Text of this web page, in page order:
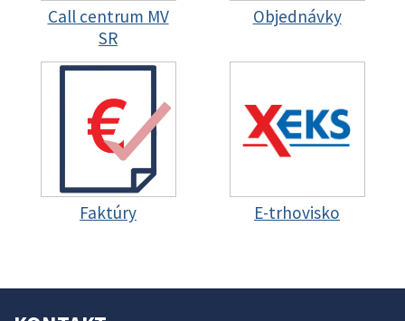
Call centrum MV
SR
Objednávky
Faktúry E-trhovisko